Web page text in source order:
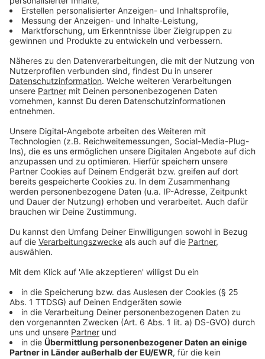
wollen für die Kinder sogar Hilfe medizinische und
psychische Hilfe suchen, sagt Franz-Josef Kahlen von
der Landeselternschaft.
Anzeige
"Wir reden, wenn ich das mal für ganz NRW
hochrechne über mehrere tausend Kinder.
Das ist eine Zahl, die mich sehr erschreckt
hat."
Franz-Josef Kahlen, Landeselternschaft
Anzeige
Und noch eine Zahl die ebenfalls erschreckt: 40
Prozent der Eltern erwarten bei ihren Kindern
außerdem mittelgroße bis schwerwiegende
Wissenslücken durch den Lockdown.
Anzeige